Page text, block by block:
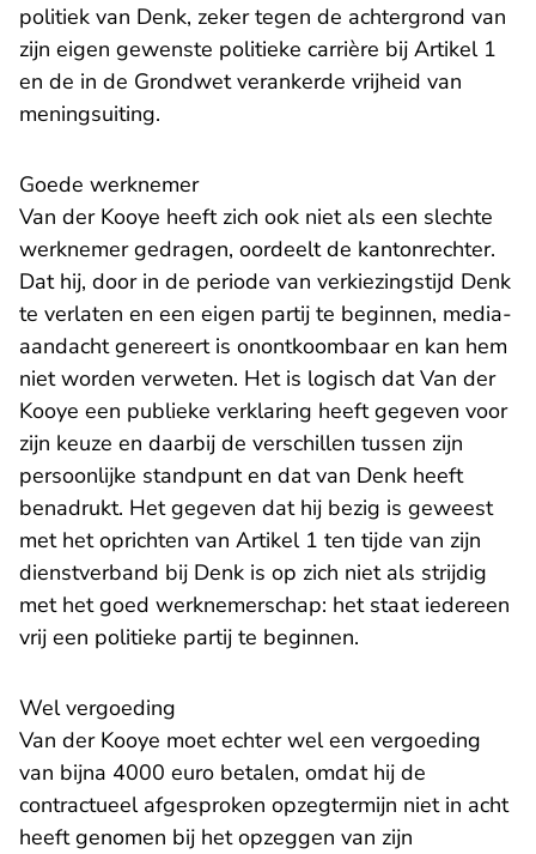
politiek van Denk, zeker tegen de achtergrond van
zijn eigen gewenste politieke carrière bij Artikel 1
en de in de Grondwet verankerde vrijheid van
meningsuiting.
Goede werknemer
Van der Kooye heeft zich ook niet als een slechte
werknemer gedragen, oordeelt de kantonrechter.
Dat hij, door in de periode van verkiezingstijd Denk
te verlaten en een eigen partij te beginnen, media-
aandacht genereert is onontkoombaar en kan hem
niet worden verweten. Het is logisch dat Van der
Kooye een publieke verklaring heeft gegeven voor
zijn keuze en daarbij de verschillen tussen zijn
persoonlijke standpunt en dat van Denk heeft
benadrukt. Het gegeven dat hij bezig is geweest
met het oprichten van Artikel 1 ten tijde van zijn
dienstverband bij Denk is op zich niet als strijdig
met het goed werknemerschap: het staat iedereen
vrij een politieke partij te beginnen.
Wel vergoeding
Van der Kooye moet echter wel een vergoeding
van bijna 4000 euro betalen, omdat hij de
contractueel afgesproken opzegtermijn niet in acht
heeft genomen bij het opzeggen van zijn